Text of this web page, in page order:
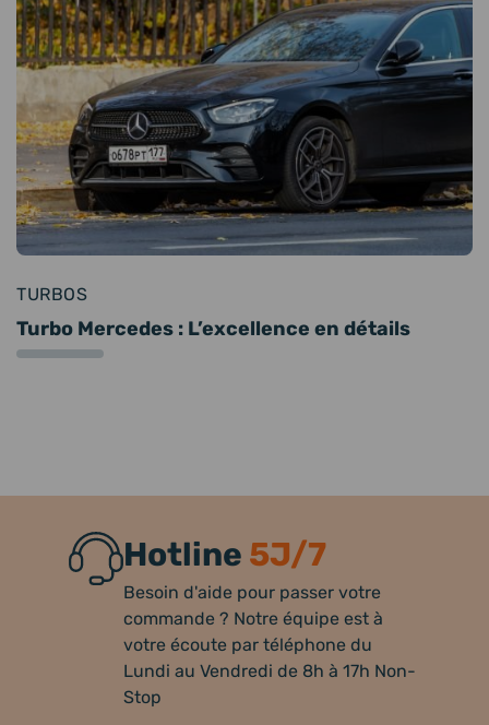
TURBOS
Turbo Mercedes : L’excellence en détails
Hotline 5J/7
Besoin d'aide pour passer votre
commande ? Notre équipe est à
votre écoute par téléphone du
Lundi au Vendredi de 8h à 17h Non-
Stop